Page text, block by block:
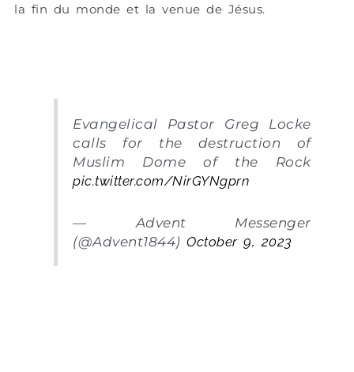
la fin du monde et la venue de Jésus.
Evangelical Pastor Greg Locke
calls for the destruction of
Muslim Dome of the Rock
pic.twitter.com/NirGYNgprn
— Advent Messenger
(@Advent1844)October 9, 2023